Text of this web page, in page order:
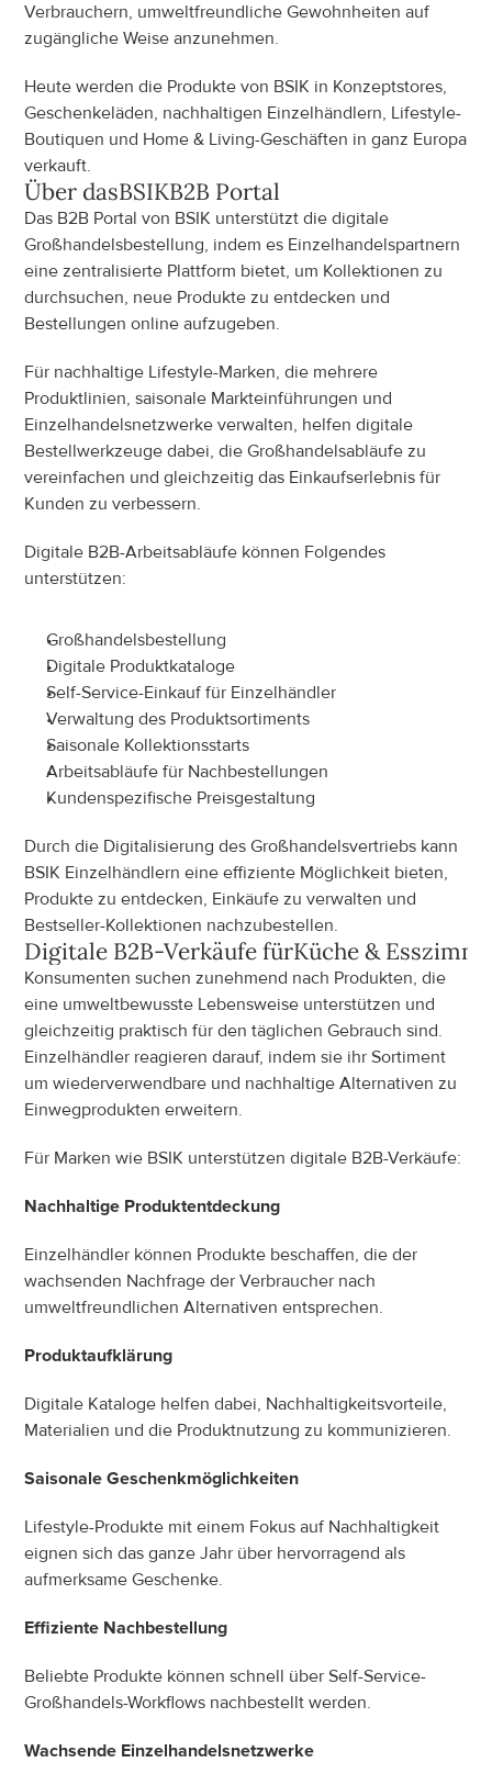
Verbrauchern, umweltfreundliche Gewohnheiten auf
zugängliche Weise anzunehmen.
Heute werden die Produkte von BSIK in Konzeptstores,
Geschenkeläden, nachhaltigen Einzelhändlern, Lifestyle-
Boutiquen und Home & Living-Geschäften in ganz Europa
verkauft.
Über dasBSIKB2B Portal
Das B2B Portal von BSIK unterstützt die digitale
Großhandelsbestellung, indem es Einzelhandelspartnern
eine zentralisierte Plattform bietet, um Kollektionen zu
durchsuchen, neue Produkte zu entdecken und
Bestellungen online aufzugeben.
Für nachhaltige Lifestyle-Marken, die mehrere
Produktlinien, saisonale Markteinführungen und
Einzelhandelsnetzwerke verwalten, helfen digitale
Bestellwerkzeuge dabei, die Großhandelsabläufe zu
vereinfachen und gleichzeitig das Einkaufserlebnis für
Kunden zu verbessern.
Digitale B2B-Arbeitsabläufe können Folgendes
unterstützen:
Großhandelsbestellung
Digitale Produktkataloge
Self-Service-Einkauf für Einzelhändler
Verwaltung des Produktsortiments
Saisonale Kollektionsstarts
Arbeitsabläufe für Nachbestellungen
Kundenspezifische Preisgestaltung
Durch die Digitalisierung des Großhandelsvertriebs kann
BSIK Einzelhändlern eine effiziente Möglichkeit bieten,
Produkte zu entdecken, Einkäufe zu verwalten und
Bestseller-Kollektionen nachzubestellen.
Digitale B2B-Verkäufe fürKüche &
Konsumenten suchen zunehmend nach Produkten, die
eine umweltbewusste Lebensweise unterstützen und
gleichzeitig praktisch für den täglichen Gebrauch sind.
Einzelhändler reagieren darauf, indem sie ihr Sortiment
um wiederverwendbare und nachhaltige Alternativen zu
Einwegprodukten erweitern.
Für Marken wie BSIK unterstützen digitale B2B-Verkäufe:
Nachhaltige Produktentdeckung
Einzelhändler können Produkte beschaffen, die der
wachsenden Nachfrage der Verbraucher nach
umweltfreundlichen Alternativen entsprechen.
Produktaufklärung
Digitale Kataloge helfen dabei, Nachhaltigkeitsvorteile,
Materialien und die Produktnutzung zu kommunizieren.
Saisonale Geschenkmöglichkeiten
Lifestyle-Produkte mit einem Fokus auf Nachhaltigkeit
eignen sich das ganze Jahr über hervorragend als
aufmerksame Geschenke.
Effiziente Nachbestellung
Beliebte Produkte können schnell über Self-Service-
Großhandels-Workflows nachbestellt werden.
Wachsende Einzelhandelsnetzwerke